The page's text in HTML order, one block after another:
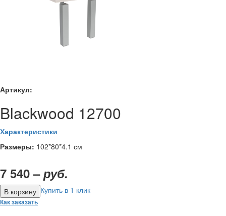
Артикул:
Blackwood 12700
Характеристики
Размеры: 102*80*4.1 см
7 540 –руб.
Купить в 1 клик
Как заказать